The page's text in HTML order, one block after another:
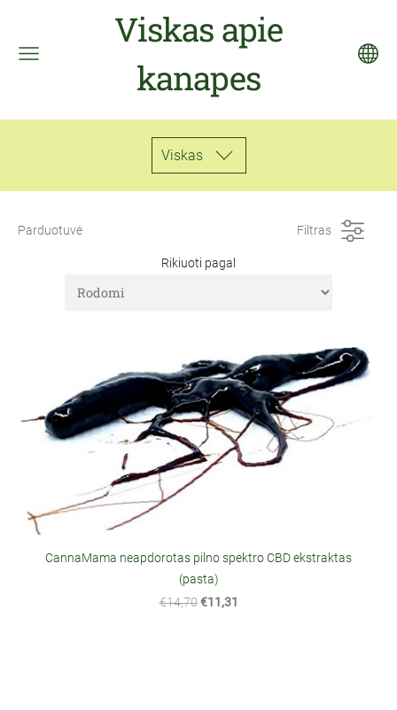
Viskas apie
kanapes
Viskas
Parduotuvė Filtras
Rikiuoti pagal
CannaMama neapdorotas pilno spektro CBD ekstraktas
(pasta)
€14,70 €11,31